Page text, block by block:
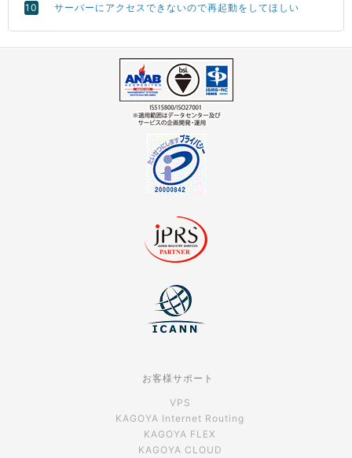
サーバーにアクセスできないので再起動をしてほしい
お客様サポート
VPS
KAGOYA Internet Routing
KAGOYA FLEX
KAGOYA CLOUD